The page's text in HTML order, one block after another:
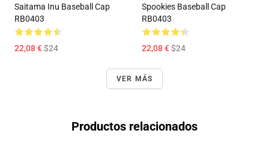
Saitama Inu Baseball Cap
RB0403
22,08 €$24
Spookies Baseball Cap
RB0403
22,08 €$24
VER MÁS
Productos relacionados